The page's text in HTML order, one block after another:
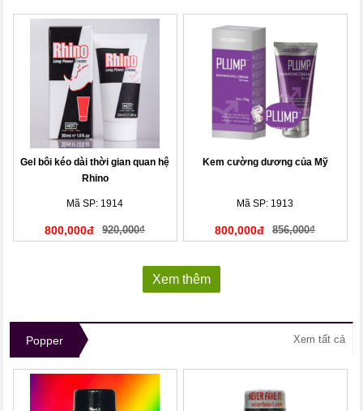
Gel bôi kéo dài thời gian quan hệ
Rhino
Mã SP: 1914
800,000đ 920,000₫
Kem cường dương của Mỹ
Mã SP: 1913
800,000đ 856,000₫
Xem thêm
Popper Xem tất cả